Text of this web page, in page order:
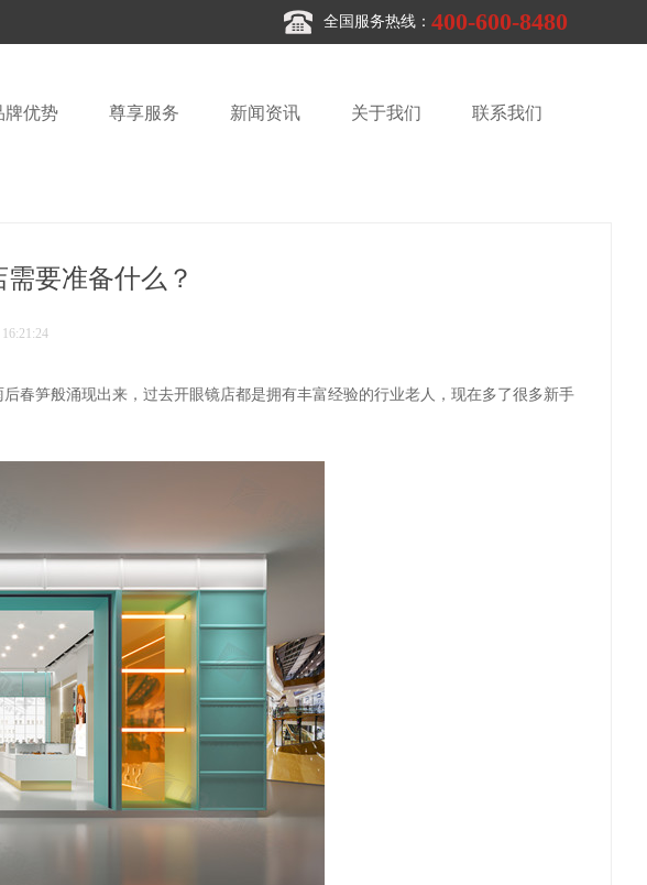
全国服务热线： 400-600-8480
牌优势 尊享服务 新闻资讯 关于我们 联系我们
要准备什么？
春笋般涌现出来，过去开眼镜店都是拥有丰富经验的行业老人，现在多了很多新手